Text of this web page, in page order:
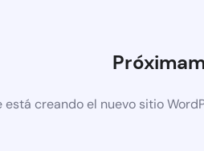
está creando el nuevo sitio